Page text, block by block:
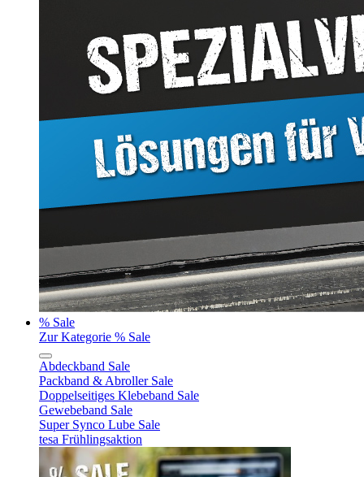
% Sale
Zur Kategorie % Sale
Abdeckband Sale
Packband & Abroller Sale
Doppelseitiges Klebeband Sale
Gewebeband Sale
Super Synco Lube Sale
tesa Frühlingsaktion